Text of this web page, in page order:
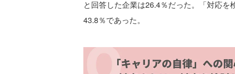
と回答した企業は26.4％だった。「対応
43.8％であった。